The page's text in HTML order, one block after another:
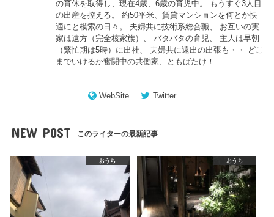
の育休を取得し、現在4歳、6歳の育児中。 もうすぐ3人目
の出産を控える。 約50平米、賃貸マンションを何とか快
適にと模索の日々。 夫婦共に技術系総合職、 お互いの実
家は遠方（完全核家族）、 バタバタの育児、 主人は早朝
（繁忙期は5時）に出社、 夫婦共に遠出の出張も・・ どこ
までいけるか奮闘中の共働家、ともばたけ！
WebSite Twitter
NEW POST このライターの最新記事
おうち おうち